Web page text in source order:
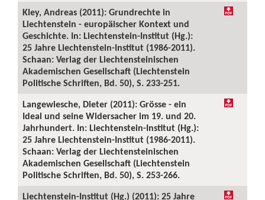
Kley, Andreas (2011): Grundrechte in
Liechtenstein - europäischer Kontext und
Geschichte. In: Liechtenstein-Institut (Hg.):
25 Jahre Liechtenstein-Institut (1986-2011).
Schaan: Verlag der Liechtensteinischen
Akademischen Gesellschaft (Liechtenstein
Politische Schriften, Bd. 50), S. 233-251.
Langewiesche, Dieter (2011): Grösse - ein
Ideal und seine Widersacher im 19. und 20.
Jahrhundert. In: Liechtenstein-Institut (Hg.):
25 Jahre Liechtenstein-Institut (1986-2011).
Schaan: Verlag der Liechtensteinischen
Akademischen Gesellschaft (Liechtenstein
Politische Schriften, Bd. 50), S. 253-266.
Liechtenstein-Institut (Hg.) (2011): 25 Jahre